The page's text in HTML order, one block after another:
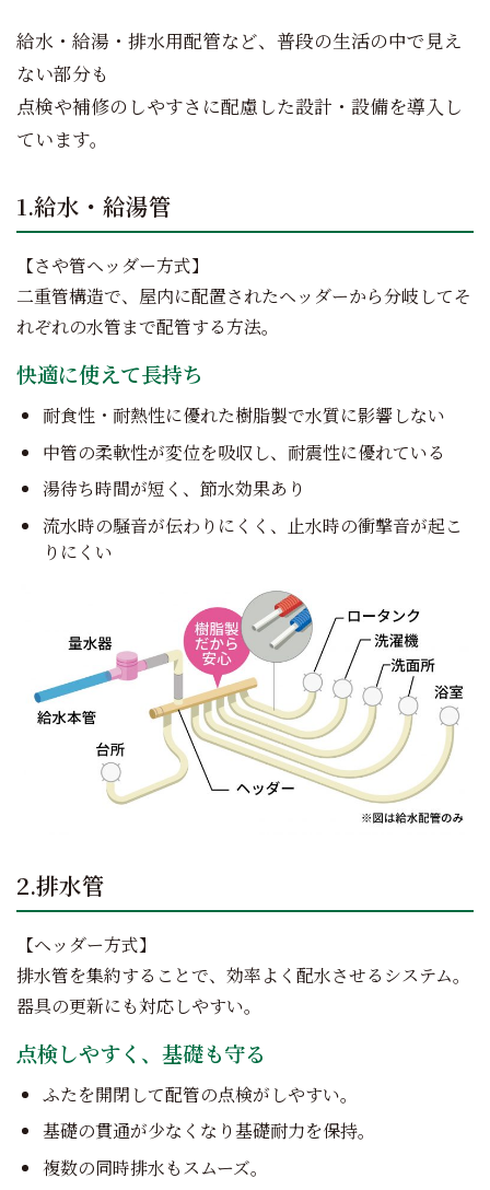
給水・給湯・排水用配管など、普段の生活の中で見え
ない部分も
点検や補修のしやすさに配慮した設計・設備を導入し
ています。
1.給水・給湯管
【さや管ヘッダー方式】
二重管構造で、屋内に配置されたヘッダーから分岐してそ
れぞれの水管まで配管する方法。
快適に使えて長持ち
耐食性・耐熱性に優れた樹脂製で水質に影響しない
中管の柔軟性が変位を吸収し、耐震性に優れている
湯待ち時間が短く、節水効果あり
流水時の騒音が伝わりにくく、止水時の衝撃音が起こ
りにくい
2.排水管
【ヘッダー方式】
排水管を集約することで、効率よく配水させるシステム。
器具の更新にも対応しやすい。
点検しやすく、基礎も守る
ふたを開閉して配管の点検がしやすい。
基礎の貫通が少なくなり基礎耐力を保持。
複数の同時排水もスムーズ。